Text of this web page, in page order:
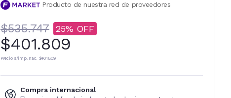
Producto de nuestra red de proveedores
$535.747 25
$401.809
Precio s/imp. nac. $401.809
Compra internacional